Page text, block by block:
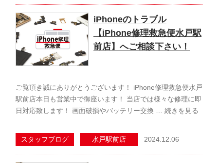
iPhoneのトラブル
【iPhone修理救急便水戸駅
前店】へご相談下さい！
ご覧頂き誠にありがとうございます！ iPhone修理救急便水戸
駅前店本日も営業中で御座います！ 当店では様々な修理に即
日対応致します！ 画面破損やバッテリー交換 … 続きを見る
スタッフブログ 水戸駅前店 2024.12.06